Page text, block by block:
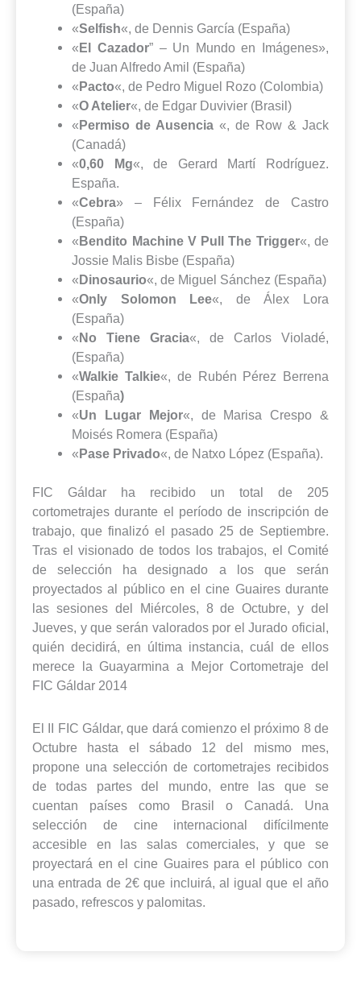
(España)
«Selfish«, de Dennis García (España)
«El Cazador” – Un Mundo en Imágenes»,
de Juan Alfredo Amil (España)
«Pacto«, de Pedro Miguel Rozo (Colombia)
«O Atelier«, de Edgar Duvivier (Brasil)
«Permiso de Ausencia «, de Row & Jack
(Canadá)
«0,60 Mg«, de Gerard Martí Rodríguez.
España.
«Cebra» – Félix Fernández de Castro
(España)
«Bendito Machine V Pull The Trigger«, de
Jossie Malis Bisbe (España)
«Dinosaurio«, de Miguel Sánchez (España)
«Only Solomon Lee«, de Álex Lora
(España)
«No Tiene Gracia«, de Carlos Violadé,
(España)
«Walkie Talkie«, de Rubén Pérez Berrena
(España)
«Un Lugar Mejor«, de Marisa Crespo &
Moisés Romera (España)
«Pase Privado«, de Natxo López (España).
FIC Gáldar ha recibido un total de 205
cortometrajes durante el período de inscripción de
trabajo, que finalizó el pasado 25 de Septiembre.
Tras el visionado de todos los trabajos, el Comité
de selección ha designado a los que serán
proyectados al público en el cine Guaires durante
las sesiones del Miércoles, 8 de Octubre, y del
Jueves, y que serán valorados por el Jurado oficial,
quién decidirá, en última instancia, cuál de ellos
merece la Guayarmina a Mejor Cortometraje del
FIC Gáldar 2014
El II FIC Gáldar, que dará comienzo el próximo 8 de
Octubre hasta el sábado 12 del mismo mes,
propone una selección de cortometrajes recibidos
de todas partes del mundo, entre las que se
cuentan países como Brasil o Canadá. Una
selección de cine internacional difícilmente
accesible en las salas comerciales, y que se
proyectará en el cine Guaires para el público con
una entrada de 2€ que incluirá, al igual que el año
pasado, refrescos y palomitas.